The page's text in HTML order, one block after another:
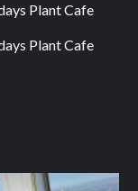
Plant Cafe
Plant Cafe